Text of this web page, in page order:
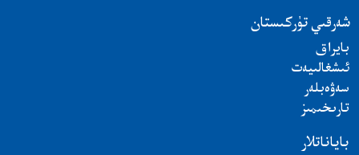
شەرقىي تۈركىستان
بايراق
ئىشغالىيەت
سەۋەبلەر
تارىخىمىز
باياناتلار